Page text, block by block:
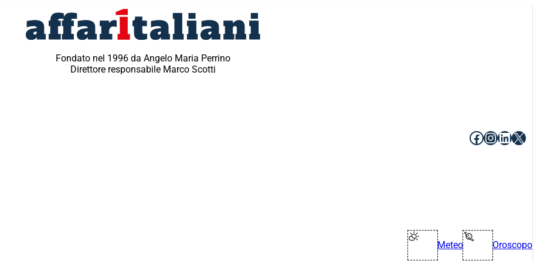
Fondato nel 1996 da Angelo Maria Perrino
Direttore responsabile Marco Scotti
Facebook
X
Meteo Oroscopo